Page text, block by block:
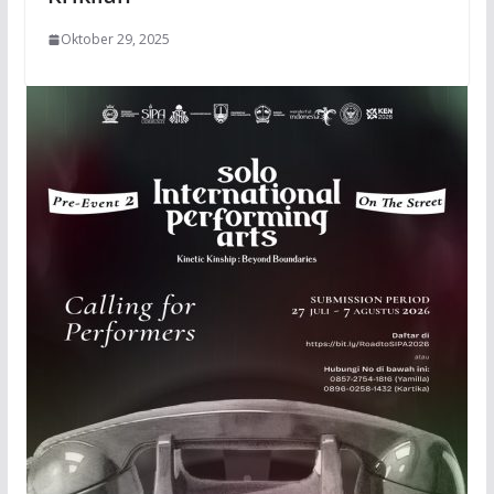
Oktober 29, 2025